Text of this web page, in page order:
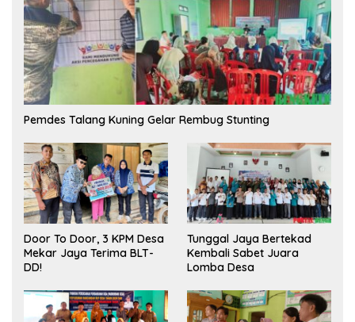
Pemdes Talang Kuning Gelar Rembug Stunting
Door To Door, 3 KPM Desa
Mekar Jaya Terima BLT-
DD!
Tunggal Jaya Bertekad
Kembali Sabet Juara
Lomba Desa